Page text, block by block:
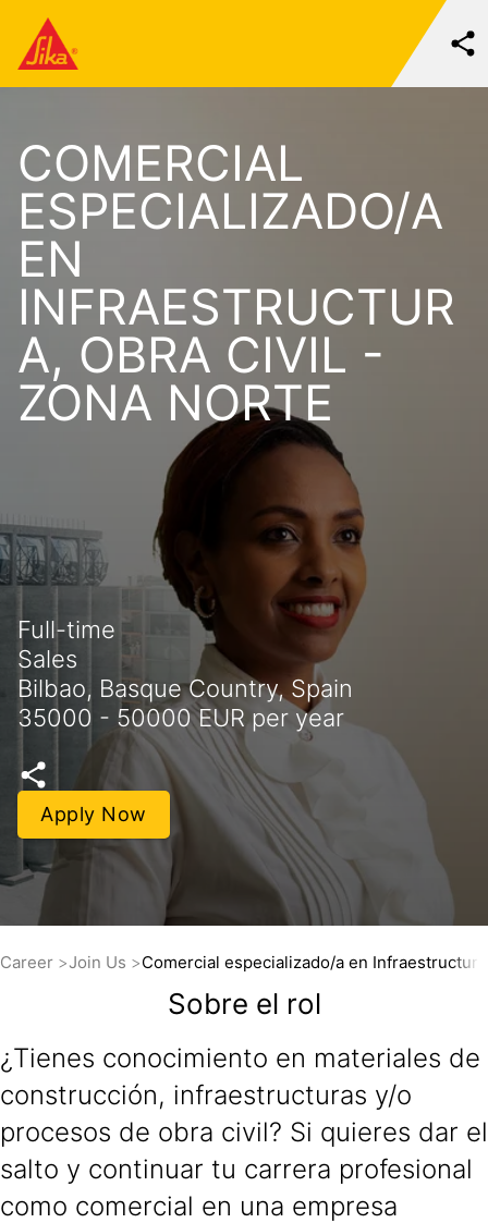
COMERCIAL
ESPECIALIZADO/A
EN
INFRAESTRUCTUR
A, OBRA CIVIL -
ZONA NORTE
Full-time
Sales
Bilbao, Basque Country, Spain
35000 - 50000 EUR per year
Apply Now
Career Join Us Comercial especializado/a en
Sobre el rol
¿Tienes conocimiento en materiales de
construcción, infraestructuras y/o
procesos de obra civil? Si quieres dar el
salto y continuar tu carrera profesional
como comercial en una empresa